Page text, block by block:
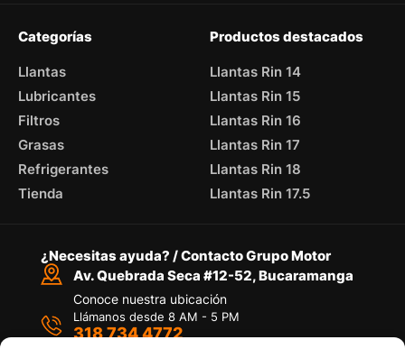
Categorías
Llantas
Lubricantes
Filtros
Grasas
Refrigerantes
Tienda
Productos destacados
Llantas Rin 14
Llantas Rin 15
Llantas Rin 16
Llantas Rin 17
Llantas Rin 18
Llantas Rin 17.5
¿Necesitas ayuda? / Contacto Grupo Motor
Av. Quebrada Seca #12-52, Bucaramanga
Conoce nuestra ubicación
Llámanos desde 8 AM - 5 PM
318 734 4772